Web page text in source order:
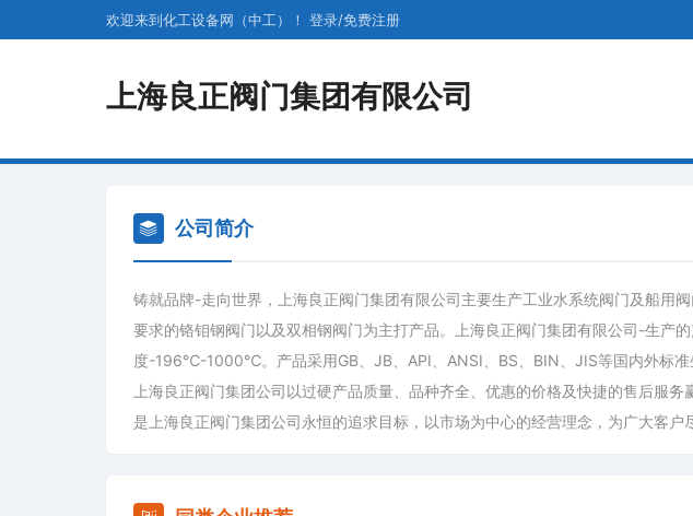
欢迎来到化工设备网（中工）！ 登录/免费注册
上海良正阀门集团有限公司
公司简介
铸就品牌-走向世界，上海良正阀门集团有限公司主要生产工业水系统阀门及船用
要求的铬钼钢阀门以及双相钢阀门为主打产品。上海良正阀门集团有限公司-生
度-196℃-1000℃。产品采用GB、JB、API、ANSI、BS、BIN、JIS等国内外标准
上海良正阀门集团公司以过硬产品质量、品种齐全、优惠的价格及快捷的售后服
是上海良正阀门集团公司永恒的追求目标，以市场为中心的经营理念，为广大客户